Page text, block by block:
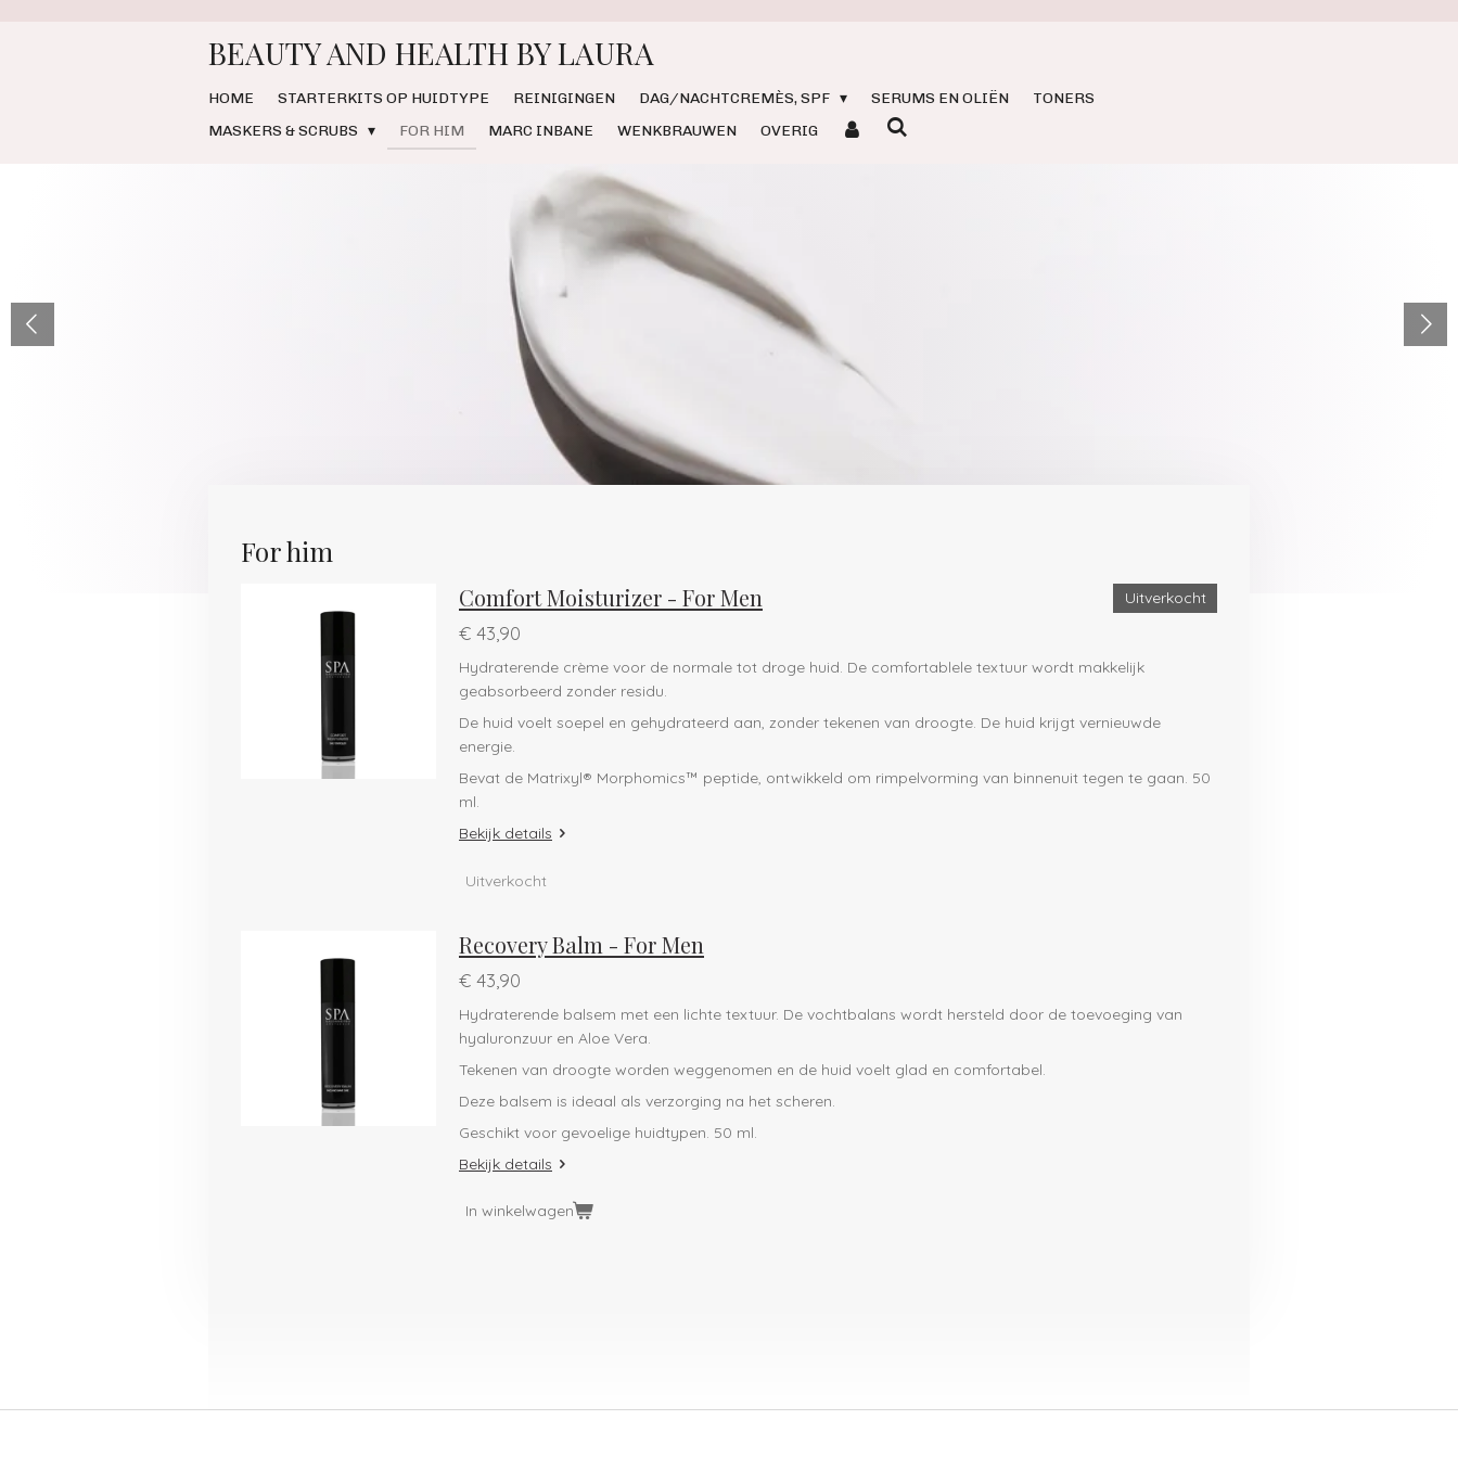
BEAUTY AND HEALTH BY LAURA
HOME STARTERKITS OP HUIDTYPE REINIGINGEN DAG/NACHTCREMÈS, SPF SERUMS EN OLIËN
TONERS
MASKERS & SCRUBS
FOR HIM MARC INBANE WENKBRAUWEN OVERIG
For him
Uitverkocht
Comfort Moisturizer - For Men
€ 43,90
Hydraterende crème voor de normale tot droge huid. De comfortablele textuur wordt makkelijk
geabsorbeerd zonder residu.
De huid voelt soepel en gehydrateerd aan, zonder tekenen van droogte. De huid krijgt vernieuwde
energie.
Bevat de Matrixyl® Morphomics™ peptide, ontwikkeld om rimpelvorming van binnenuit tegen te gaan. 50
ml.
Bekijk details
Uitverkocht
Recovery Balm - For Men
€ 43,90
Hydraterende balsem met een lichte textuur. De vochtbalans wordt hersteld door de toevoeging van
hyaluronzuur en Aloe Vera.
Tekenen van droogte worden weggenomen en de huid voelt glad en comfortabel.
Deze balsem is ideaal als verzorging na het scheren.
Geschikt voor gevoelige huidtypen. 50 ml.
Bekijk details
In winkelwagen